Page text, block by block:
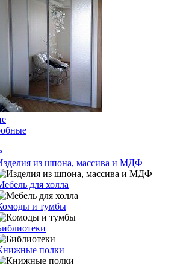
из шпона, массива и МДФ
для холла
и тумбы
полки